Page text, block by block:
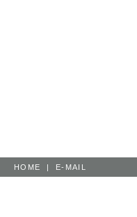
HOME | E-MAIL